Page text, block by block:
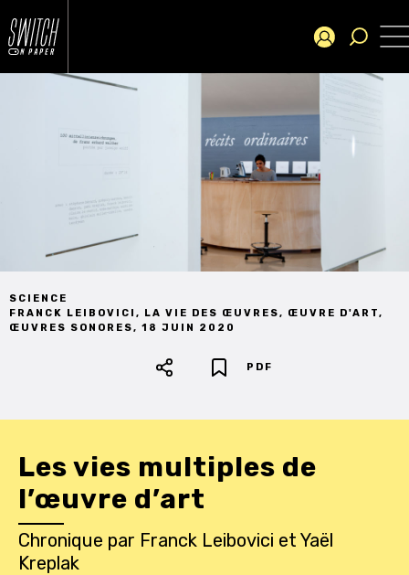
SCIENCE
FRANCK LEIBOVICI , LA VIE DES ŒUVRES, ŒUVRE D'ART,
ŒUVRES SONORES, 18 JUIN 2020
PDF
Les vies multiples de
l’œuvre d’art
Chronique par Franck Leibovici et Yaël
Kreplak